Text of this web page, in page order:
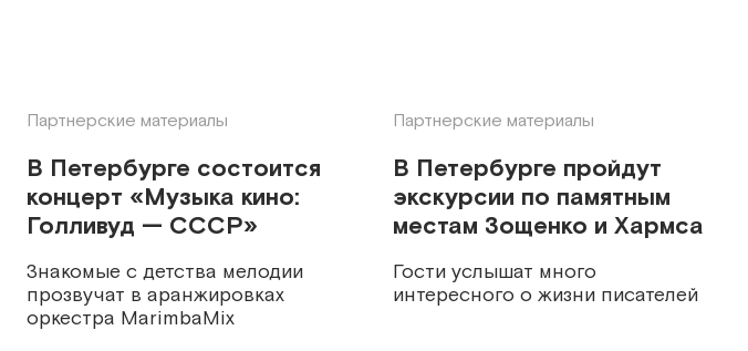
Партнерские материалы
В Петербурге состоится
концерт «Музыка кино:
Голливуд — СССР»
Знакомые с детства мелодии
прозвучат в аранжировках
оркестра MarimbaMix
Партнерские материалы
В Петербурге пройдут
экскурсии по памятным
местам Зощенко и Хармса
Гости услышат много
интересного о жизни писателей